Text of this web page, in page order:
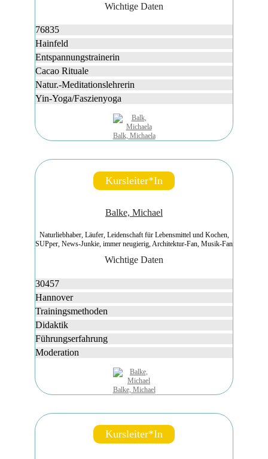
Wichtige Daten
76835
Hainfeld
Entspannungstrainerin
Cacao Rituale
Natur.-Meditationslehrerin
Yin-Yoga/Faszienyoga
Balk, Michaela
Kursleiter*in
Balke, Michael
Naturliebhaber, Läufer, Leidenschaft für Lebensmittel und Kochen,
SUPper, News-Junkie, immer neugierig, Architektur-Fan, Musik-Fan
Wichtige Daten
30457
Hannover
Trainingsmethoden
Didaktik
Führungserfahrung
Moderation
Balke, Michael
Kursleiter*in